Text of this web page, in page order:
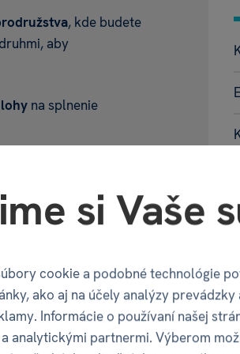
, kde budete
aby
na splnenie
8 rokov. dávku
ponoriť do akcie.
1 kartu
1 vylúpávací list
si Vaše
cookie a podobné technológie
ako aj na účely analýzy
Informácie o používaní našej
analytickými partnermi. Výberom